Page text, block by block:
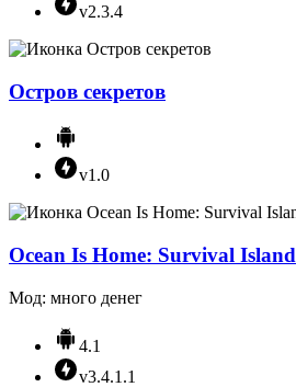
v2.3.4
Остров секретов
v1.0
Ocean Is Home: Survival Island
Мод: много денег
4.1
v3.4.1.1